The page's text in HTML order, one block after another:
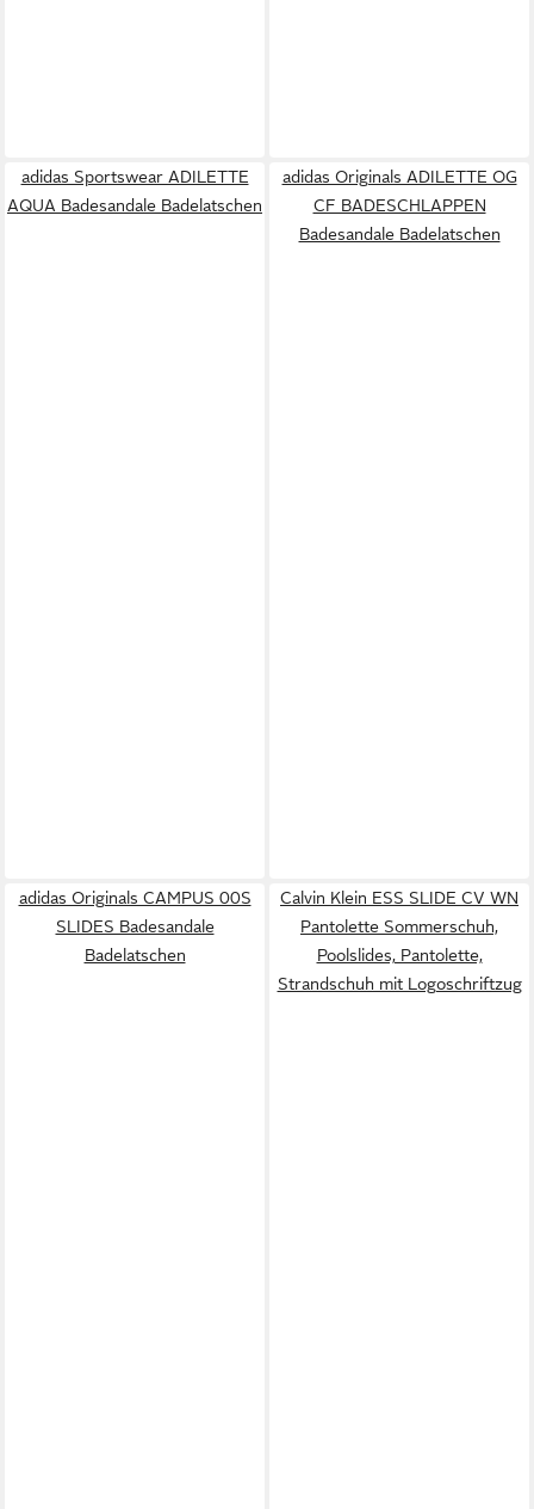
adidas Sportswear ADILETTE
AQUA Badesandale Badelatschen
adidas Originals ADILETTE OG
CF BADESCHLAPPEN
Badesandale Badelatschen
adidas Originals CAMPUS 00S
SLIDES Badesandale
Badelatschen
Calvin Klein ESS SLIDE CV WN
Pantolette Sommerschuh,
Poolslides, Pantolette,
Strandschuh mit Logoschriftzug